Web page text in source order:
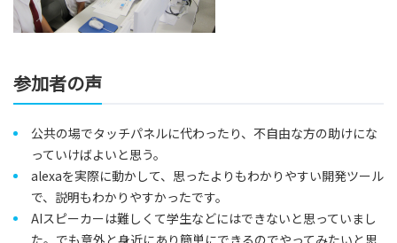
参加者の声
公共の場でタッチパネルに代わったり、不自由な方の助けにな
っていけばよいと思う。
alexaを実際に動かして、思ったよりもわかりやすい開発ツール
で、説明もわかりやすかったです。
AIスピーカーは難しくて学生などにはできないと思っていまし
た。でも意外と身近にあり簡単にできるのでやってみたいと思